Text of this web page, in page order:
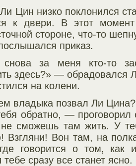
Цин низко поклонился
к двери. В этот
стороне, что-то
приказ.
за меня кто-то
здесь?» — обрадовался
на колени.
владыка позвал Ли
обратно, — проговорил
сможешь там жить. У
Взгляни! Вон там, на
говорится о том, как
сразу все станет ясно.